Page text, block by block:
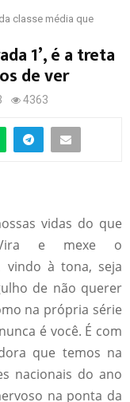
classe média que
1’, é a treta
de ver
4363
vidas do que
e mexe o
vindo à tona, seja
de não querer
na própria série
é você. É com
que temos na
nacionais do ano
na ponta da